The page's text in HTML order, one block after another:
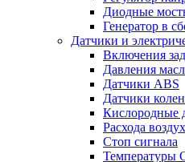
Диодные
Генератор в
Датчики и
Включения
Давления
Датчики ABS
Датчики
Кислородные
Расхода
Стоп сигнала
Температуры